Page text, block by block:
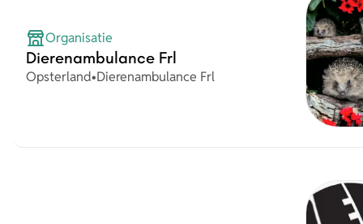
Organisatie
Dierenambulance Frl
Plaats
Opsterland•Organisatie
Dierenambulance Frl